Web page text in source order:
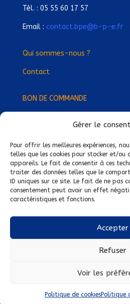
Gérer le
Pour offrir les meilleures expériences,
telles que les cookies pour stocker et/ou
appareils. Le fait de consentir à ces
traiter des données telles que le
ID uniques sur ce site. Le fait de ne pas
consentement peut avoir un effet
caractéristiques et fonctions.
Accepter
Refuser
Voir les
Politique de cookiesPolitique
Tél. : 05 55 60 17 57
Email : contact.bpe@b-p-e.fr
Qui sommes-nous ?
Contact
BON DE COMMANDE
Devenez Délégué·e Régional·e !
Trouvez-nous près de chez vous
Mentions légales
Conditions générales de vente
Politique de confidentialité